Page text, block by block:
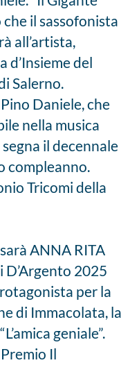
che il sassofonista
all’artista,
d’Insieme del
Salerno.
Daniele, che
nella musica
il decennale
compleanno.
Tricomi della
ANNA RITA
2025
per la
di Immacolata, la
geniale”.
Il